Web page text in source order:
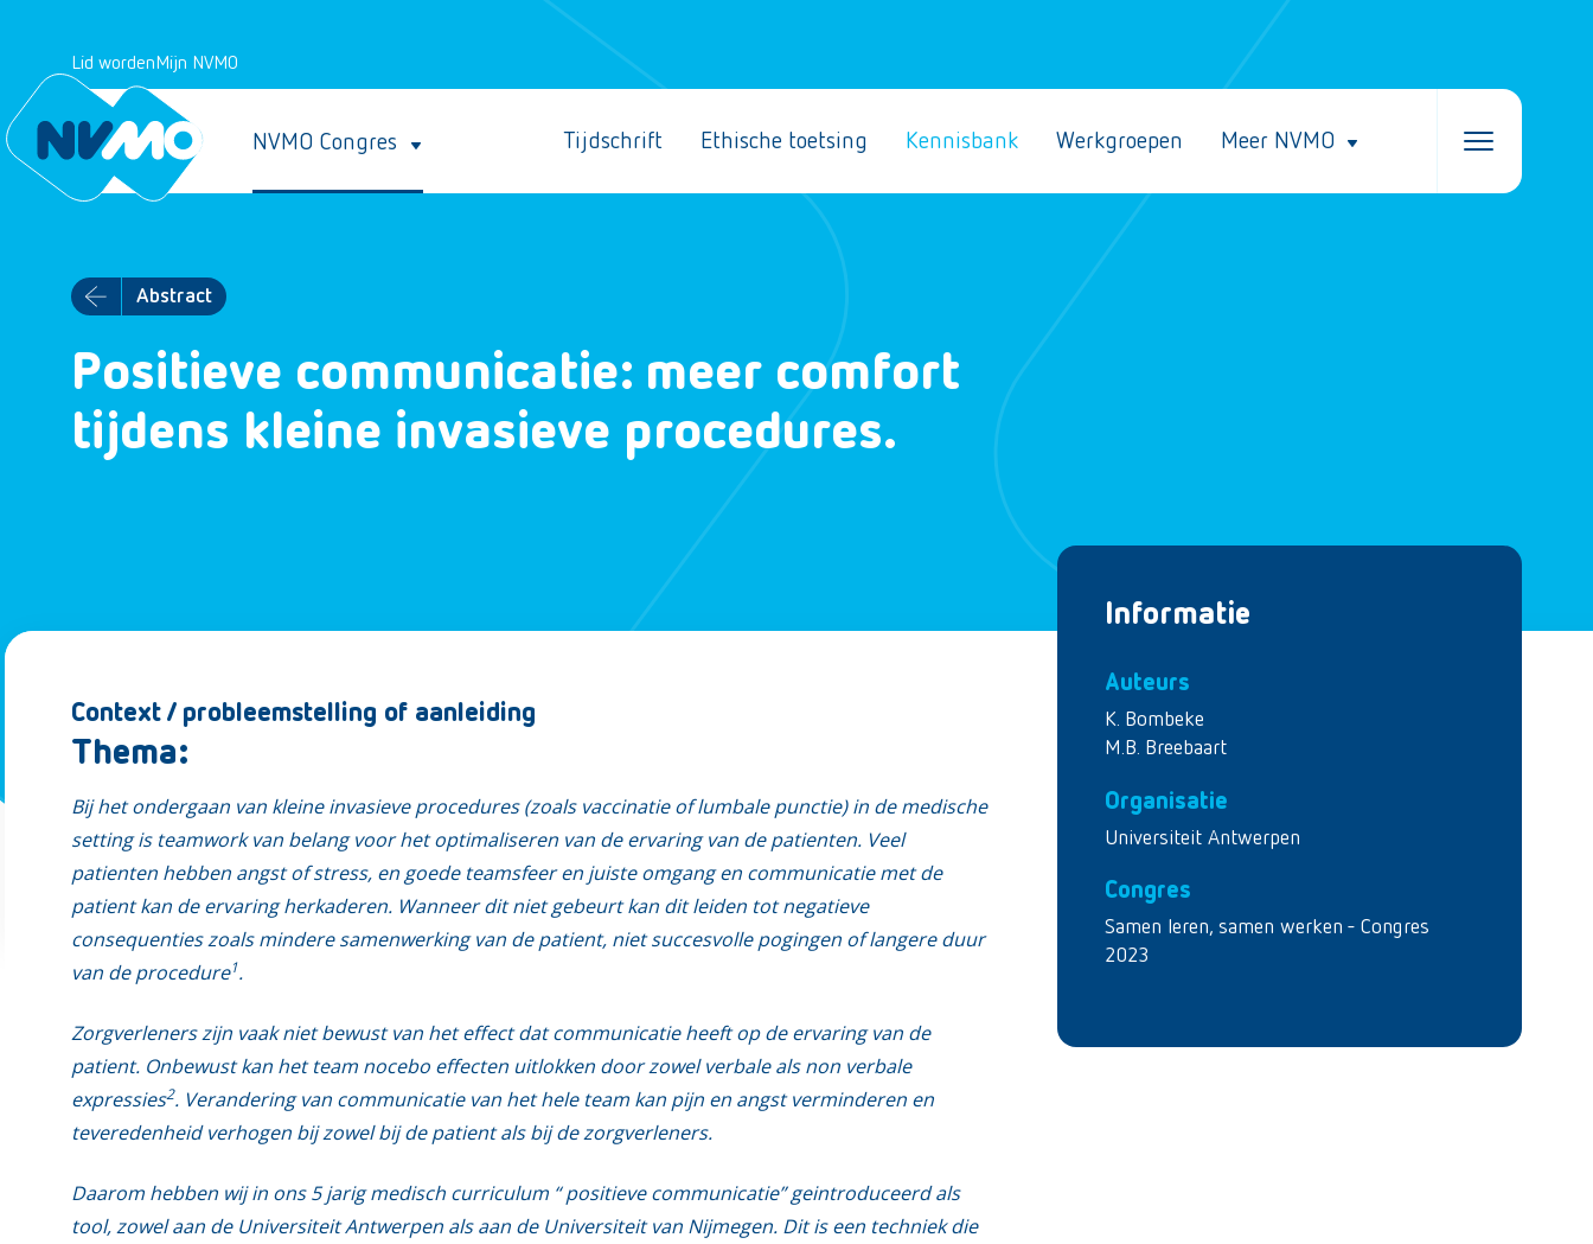
Lid wordenMijn NVMO
NVMO Congres Tijdschrift Ethische toetsing Kennisbank Werkgroepen Meer NVMO
Abstract
Positieve communicatie: meer comfort
tijdens kleine invasieve procedures.
Informatie
Auteurs
K. Bombeke
M.B. Breebaart
Organisatie
Universiteit Antwerpen
Congres
Samen leren, samen werken - Congres
2023
Context / probleemstelling of aanleiding
Thema:
Bij het ondergaan van kleine invasieve procedures (zoals vaccinatie of lumbale punctie) in de medische
setting is teamwork van belang voor het optimaliseren van de ervaring van de patienten. Veel
patienten hebben angst of stress, en goede teamsfeer en juiste omgang en communicatie met de
patient kan de ervaring herkaderen. Wanneer dit niet gebeurt kan dit leiden tot negatieve
consequenties zoals mindere samenwerking van de patient, niet succesvolle pogingen of langere duur
van de procedure1.
Zorgverleners zijn vaak niet bewust van het effect dat communicatie heeft op de ervaring van de
patient. Onbewust kan het team nocebo effecten uitlokken door zowel verbale als non verbale
expressies2. Verandering van communicatie van het hele team kan pijn en angst verminderen en
teveredenheid verhogen bij zowel bij de patient als bij de zorgverleners.
Daarom hebben wij in ons 5 jarig medisch curriculum “ positieve communicatie” geintroduceerd als
tool, zowel aan de Universiteit Antwerpen als aan de Universiteit van Nijmegen. Dit is een techniek die